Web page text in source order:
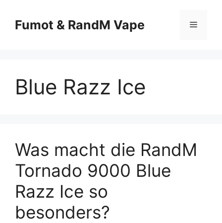
Fumot & RandM Vape
Blue Razz Ice
Was macht die RandM
Tornado 9000 Blue
Razz Ice so
besonders?